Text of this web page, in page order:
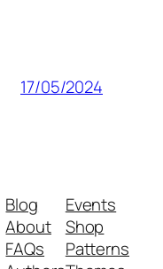
17/05/2024
Blog
About
FAQs
Events
Shop
Patterns